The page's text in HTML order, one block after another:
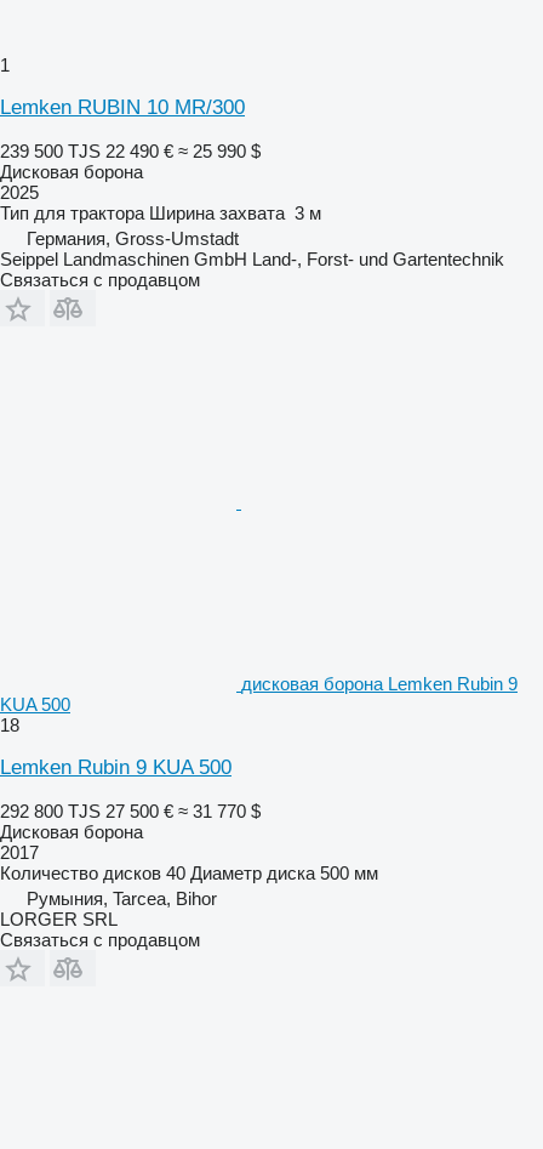
1
Lemken RUBIN 10 MR/300
239 500 TJS 22 490 € ≈ 25 990 $
Дисковая борона
2025
Тип для трактора Ширина захвата 3 м
Германия, Gross-Umstadt
Seippel Landmaschinen GmbH Land-, Forst- und Gartentechnik
Связаться с продавцом
дисковая борона Lemken Rubin 9
KUA 500
18
Lemken Rubin 9 KUA 500
292 800 TJS 27 500 € ≈ 31 770 $
Дисковая борона
2017
Количество дисков 40 Диаметр диска 500 мм
Румыния, Tarcea, Bihor
LORGER SRL
Связаться с продавцом